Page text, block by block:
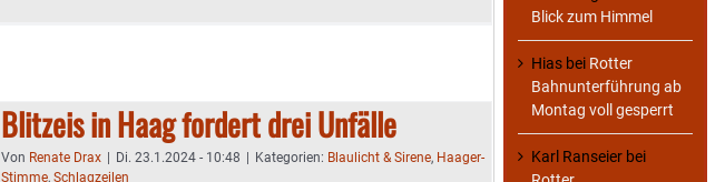
Blitzeis in Haag fordert drei Unfälle
Von Renate Drax Di. 23.1.2024 - 10:48 Kategorien: Blaulicht & Sirene, Haager-
Stimme, Schlagzeilen
Blick zum Himmel
Hias bei Rotter
Bahnunterführung ab
Montag voll gesperrt
Karl Ranseier bei